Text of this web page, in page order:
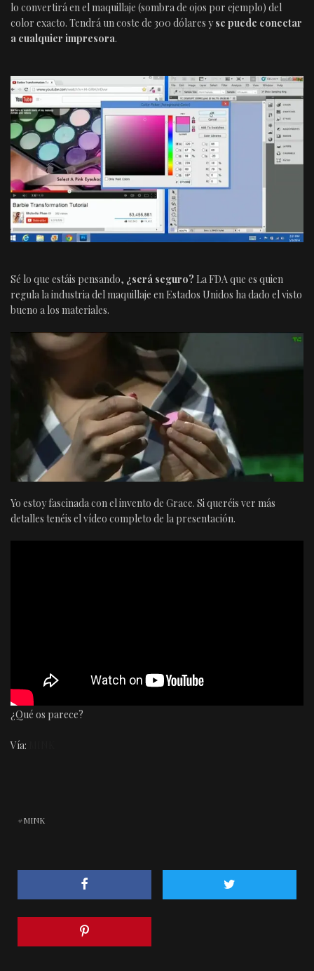
lo convertirá en el maquillaje (sombra de ojos por ejemplo) del
color exacto. Tendrá un coste de 300 dólares y se puede conectar
a cualquier impresora.
Sé lo que estáis pensando, ¿será seguro? La FDA que es quien
regula la industria del maquillaje en Estados Unidos ha dado el visto
bueno a los materiales.
Yo estoy fascinada con el invento de Grace. Si queréis ver más
detalles tenéis el vídeo completo de la presentación.
¿Qué os parece?
Vía:
MINK